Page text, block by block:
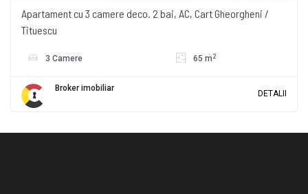
Apartament cu 3 camere deco. 2 bai, AC, Cart Gheorgheni /
Tituescu
3 Camere 65 m 2
Broker imobiliar
DETALII